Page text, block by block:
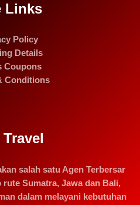
Links
Policy
Details
Coupons
Conditions
salah satu Agen Terbersar
Sumatra, Jawa dan Bali,
dalam melayani kebutuhan